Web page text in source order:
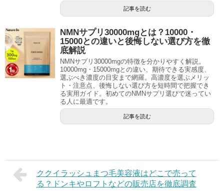
記事を読む
NMNサプリ30000mgとは？10000・
15000との違いと後悔しない選び方を徹
底解説
NMNサプリ30000mgの特徴を分かりやすく解説。
10000mg・15000mgとの違い、期待できる実感度、
選ぶべき濃度の目安まで網羅。高濃度を選ぶメリッ
ト・注意点、後悔しない選び方を短時間で把握でき
る実用ガイド。初めてのNMNサプリ選びで迷ってい
る人に最適です。
記事を読む
ククイラッシュまつ毛美容液はどこで売って
る？ドンキやロフトなどの販売店を徹底調査